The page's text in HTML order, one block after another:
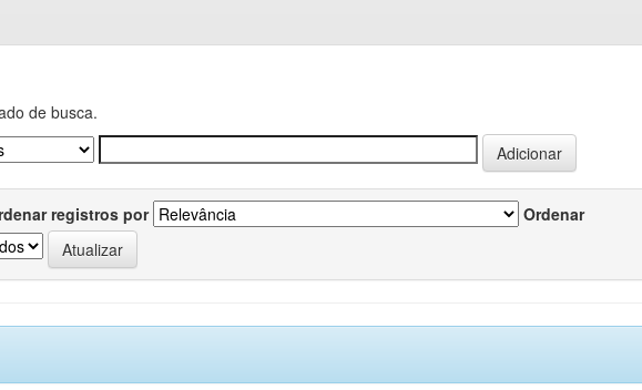
de busca.
registros por
Ordenar